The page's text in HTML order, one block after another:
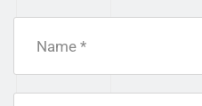
Name *